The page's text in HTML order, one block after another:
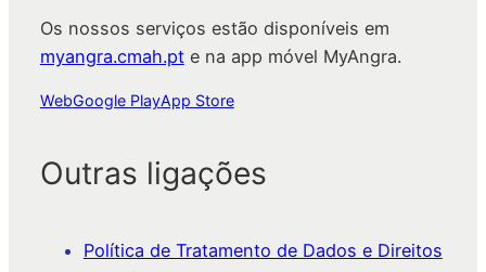
Os nossos serviços estão disponíveis em
myangra.cmah.pte na app móvel MyAngra.
WebGoogle PlayApp Store
Outras ligações
Política de Tratamento de Dados e Direitos